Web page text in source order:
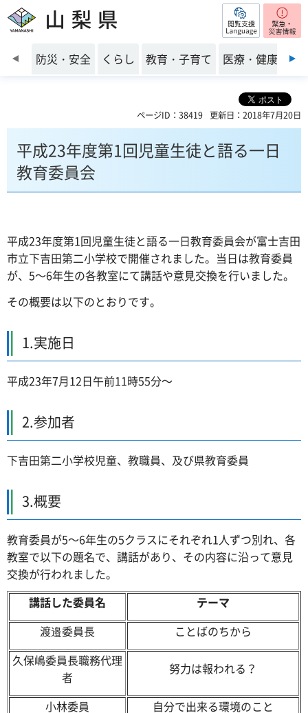
山梨県 閲覧支援
前のスライドを表示
防災・安全 くらし 教育・子育て 医療・健康・福
ページID：38419 更新日：2018年7月20日
平成23年度第1回児童生徒と語る一日
教育委員会
平成23年度第1回児童生徒と語る一日教育委員会が富士吉田
市立下吉田第二小学校で開催されました。当日は教育委員
が、5～6年生の各教室にて講話や意見交換を行いました。
その概要は以下のとおりです。
1.実施日
平成23年7月12日午前11時55分～
2.参加者
下吉田第二小学校児童、教職員、及び県教育委員
3.概要
教育委員が5～6年生の5クラスにそれぞれ1人ずつ別れ、各
教室で以下の題名で、講話があり、その内容に沿って意見
交換が行われました。
講話した委員名
テーマ
渡邉委員長
ことばのちから
久保嶋委員長職務代理
者
努力は報われる？
小林委員
自分で出来る環境のこと